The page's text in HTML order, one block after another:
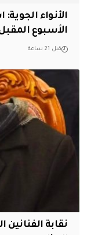
الأنواء
الأسبوع
قبل 21 ساعة
نقابة الفنانين